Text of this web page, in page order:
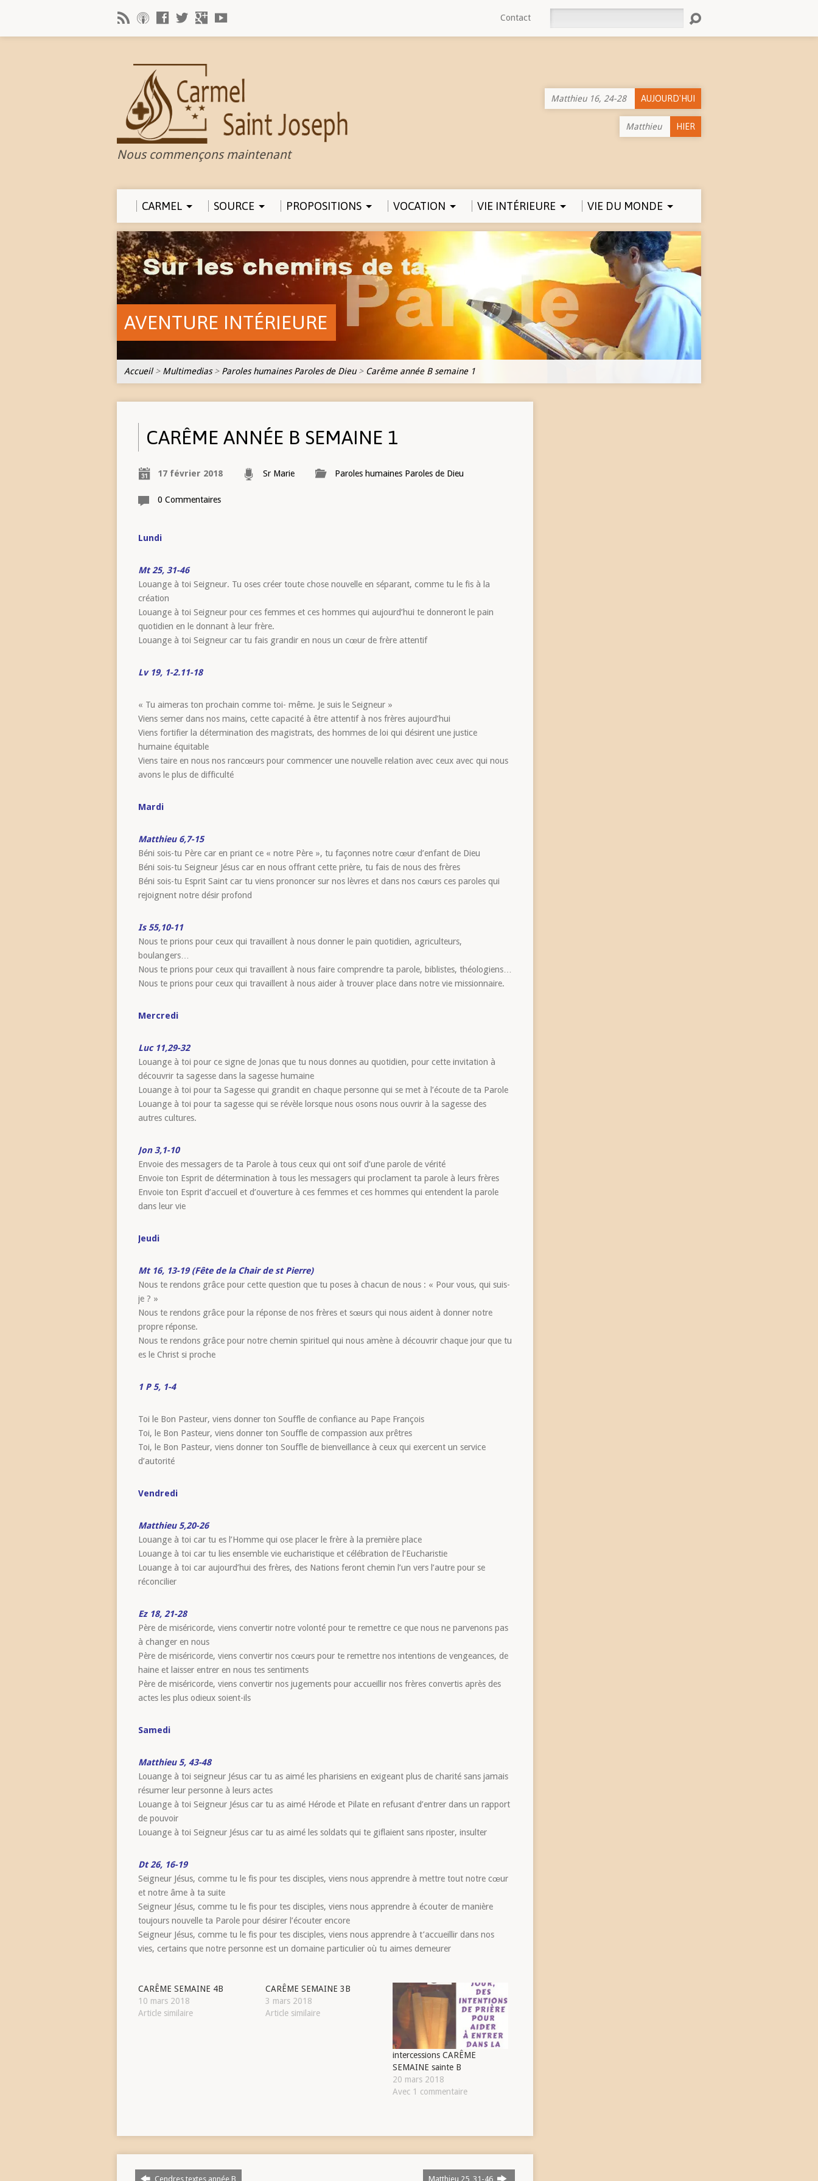
Contact
Nous commençons maintenant
Matthieu 16, 24-28 AUJOURD'HUI
Matthieu HIER
CARMEL SOURCE PROPOSITIONS VOCATION VIE INTÉRIEURE VIE DU MONDE
AVENTURE INTÉRIEURE
Accueil> Multimedias> Paroles humaines Paroles de Dieu> Carême année B semaine 1
CARÊME ANNÉE B SEMAINE 1
17 février 2018 Sr Marie Paroles humaines Paroles de Dieu
0 Commentaires
Lundi
Mt 25, 31-46
Louange à toi Seigneur. Tu oses créer toute chose nouvelle en séparant, comme tu le fis à la
création
Louange à toi Seigneur pour ces femmes et ces hommes qui aujourd’hui te donneront le pain
quotidien en le donnant à leur frère.
Louange à toi Seigneur car tu fais grandir en nous un cœur de frère attentif
Lv 19, 1-2.11-18
« Tu aimeras ton prochain comme toi- même. Je suis le Seigneur »
Viens semer dans nos mains, cette capacité à être attentif à nos frères aujourd’hui
Viens fortifier la détermination des magistrats, des hommes de loi qui désirent une justice
humaine équitable
Viens taire en nous nos rancœurs pour commencer une nouvelle relation avec ceux avec qui nous
avons le plus de difficulté
Mardi
Matthieu 6,7-15
Béni sois-tu Père car en priant ce « notre Père », tu façonnes notre cœur d’enfant de Dieu
Béni sois-tu Seigneur Jésus car en nous offrant cette prière, tu fais de nous des frères
Béni sois-tu Esprit Saint car tu viens prononcer sur nos lèvres et dans nos cœurs ces paroles qui
rejoignent notre désir profond
Is 55,10-11
Nous te prions pour ceux qui travaillent à nous donner le pain quotidien, agriculteurs,
boulangers…
Nous te prions pour ceux qui travaillent à nous faire comprendre ta parole, biblistes, théologiens…
Nous te prions pour ceux qui travaillent à nous aider à trouver place dans notre vie missionnaire.
Mercredi
Luc 11,29-32
Louange à toi pour ce signe de Jonas que tu nous donnes au quotidien, pour cette invitation à
découvrir ta sagesse dans la sagesse humaine
Louange à toi pour ta Sagesse qui grandit en chaque personne qui se met à l’écoute de ta Parole
Louange à toi pour ta sagesse qui se révèle lorsque nous osons nous ouvrir à la sagesse des
autres cultures.
Jon 3,1-10
Envoie des messagers de ta Parole à tous ceux qui ont soif d’une parole de vérité
Envoie ton Esprit de détermination à tous les messagers qui proclament ta parole à leurs frères
Envoie ton Esprit d’accueil et d’ouverture à ces femmes et ces hommes qui entendent la parole
dans leur vie
Jeudi
Mt 16, 13-19 (Fête de la Chair de st Pierre)
Nous te rendons grâce pour cette question que tu poses à chacun de nous : « Pour vous, qui suis-
je ? »
Nous te rendons grâce pour la réponse de nos frères et sœurs qui nous aident à donner notre
propre réponse.
Nous te rendons grâce pour notre chemin spirituel qui nous amène à découvrir chaque jour que tu
es le Christ si proche
1 P 5, 1-4
Toi le Bon Pasteur, viens donner ton Souffle de confiance au Pape François
Toi, le Bon Pasteur, viens donner ton Souffle de compassion aux prêtres
Toi, le Bon Pasteur, viens donner ton Souffle de bienveillance à ceux qui exercent un service
d’autorité
Vendredi
Matthieu 5,20-26
Louange à toi car tu es l’Homme qui ose placer le frère à la première place
Louange à toi car tu lies ensemble vie eucharistique et célébration de l’Eucharistie
Louange à toi car aujourd’hui des frères, des Nations feront chemin l’un vers l’autre pour se
réconcilier
Ez 18, 21-28
Père de miséricorde, viens convertir notre volonté pour te remettre ce que nous ne parvenons pas
à changer en nous
Père de miséricorde, viens convertir nos cœurs pour te remettre nos intentions de vengeances, de
haine et laisser entrer en nous tes sentiments
Père de miséricorde, viens convertir nos jugements pour accueillir nos frères convertis après des
actes les plus odieux soient-ils
Samedi
Matthieu 5, 43-48
Louange à toi seigneur Jésus car tu as aimé les pharisiens en exigeant plus de charité sans jamais
résumer leur personne à leurs actes
Louange à toi Seigneur Jésus car tu as aimé Hérode et Pilate en refusant d’entrer dans un rapport
de pouvoir
Louange à toi Seigneur Jésus car tu as aimé les soldats qui te giflaient sans riposter, insulter
Dt 26, 16-19
Seigneur Jésus, comme tu le fis pour tes disciples, viens nous apprendre à mettre tout notre cœur
et notre âme à ta suite
Seigneur Jésus, comme tu le fis pour tes disciples, viens nous apprendre à écouter de manière
toujours nouvelle ta Parole pour désirer l’écouter encore
Seigneur Jésus, comme tu le fis pour tes disciples, viens nous apprendre à t’accueillir dans nos
vies, certains que notre personne est un domaine particulier où tu aimes demeurer
CARÊME SEMAINE 4B
10 mars 2018
Article similaire
CARÊME SEMAINE 3B
3 mars 2018
Article similaire
intercessions CARÊME
SEMAINE sainte B
20 mars 2018
Avec 1 commentaire
Cendres textes année B Matthieu 25, 31-46